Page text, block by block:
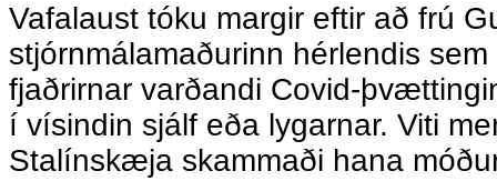
Vafalaust tóku margir eftir að frú
stjórnmálamaðurinn hérlendis
fjaðrirnar varðandi Covid-
í vísindin sjálf eða lygarnar. Viti
Stalínskæja skammaði hana